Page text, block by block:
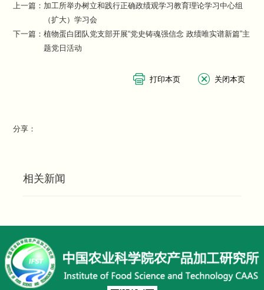
上一篇： 加工所举办树立和践行正确政绩观学习教育理论学习中心组
（扩大）学习会
下一篇：植物蛋白团队党支部开展“党史铸魂强信念 政绩唯实谱新篇”主
题党日活动
分享：
相关新闻